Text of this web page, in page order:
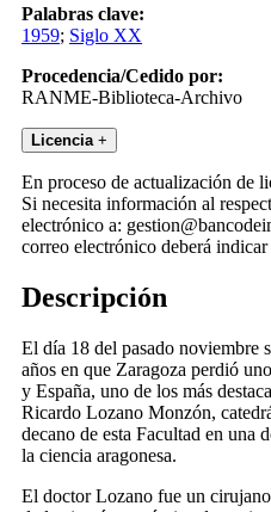
Palabras clave:
1959; Siglo XX
Procedencia/Cedido por:
RANME-Biblioteca-Archivo
Licencia +
En proceso de actualización de
Si necesita información al
electrónico a:
correo electrónico deberá
Descripción
El día 18 del pasado noviembre
años en que Zaragoza perdió
y España, uno de los más
Ricardo Lozano Monzón,
decano de esta Facultad en una
la ciencia aragonesa.
El doctor Lozano fue un